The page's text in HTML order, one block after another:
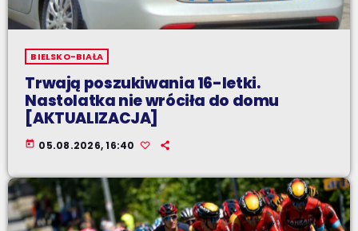
BIELSKO-BIAŁA
Trwają poszukiwania 16-letki.
Nastolatka nie wróciła do domu
[AKTUALIZACJA]
today 05.08.2026, 16:40